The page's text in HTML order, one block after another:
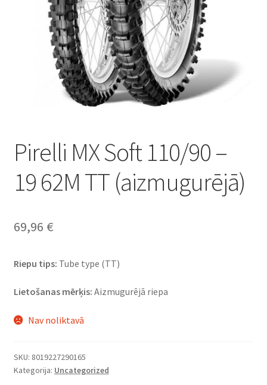
Pirelli MX Soft 110/90 –
19 62M TT (aizmugurējā)
69,96 €
Riepu tips: Tube type (TT)
Lietošanas mērķis: Aizmugurējā riepa
Nav noliktavā
SKU: 8019227290165
Kategorija: Uncategorized